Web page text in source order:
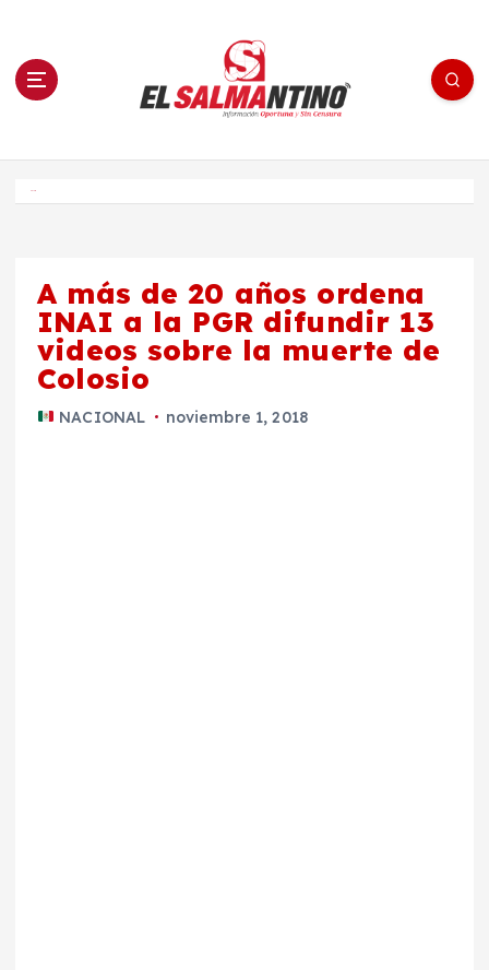
n El Salmantino - medios/noticias/editorial
A más de 20 años ordena
INAI a la PGR difundir 13
videos sobre la muerte de
Colosio
NACIONAL noviembre 1, 2018